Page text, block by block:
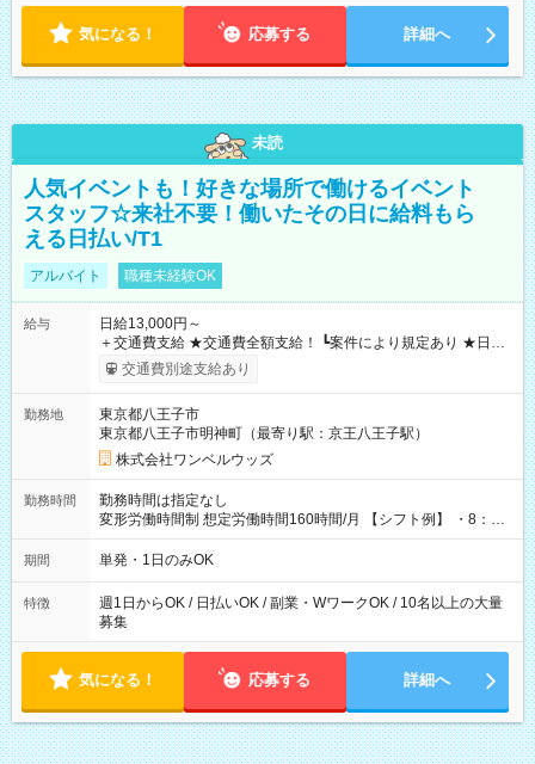
気になる！ 応募する 詳細へ
未読
人気イベントも！好きな場所で働けるイベント
スタッフ☆来社不要！働いたその日に給料もら
える日払い/T1
アルバイト 職種未経験OK
給与
日給13,000円～
＋交通費支給 ★交通費全額支給！ ┗案件により規定あり ★日払
いOK！（規定あり） ┗働いたその日に現金GET♪ お仕事後はコ
ンビニATMから 日払い分を引き落とせます！ 【試用期間】試
交通費別途支給あり
勤務地
東京都八王子市
東京都八王子市明神町（最寄り駅：京王八王子駅）
株式会社ワンベルウッズ
勤務時間
勤務時間は指定なし
変形労働時間制 想定労働時間160時間/月 【シフト例】 ・8：00
～21：00
期間 単発・1日のみOK
特徴
週1日からOK / 日払いOK / 副業・WワークOK / 10名以上の大量
募集
気になる！ 応募する 詳細へ